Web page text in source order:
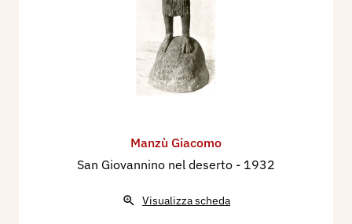
Manzù Giacomo
San Giovannino nel deserto - 1932
Visualizza scheda